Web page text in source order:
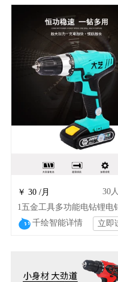
￥ 30 /月 30
千绘智能详情 立即